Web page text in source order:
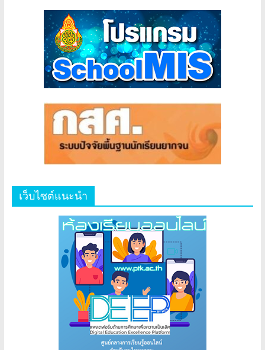
เว็บไซต์แนะนำ